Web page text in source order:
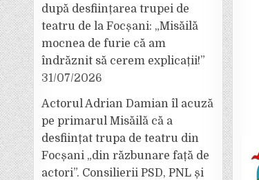
după desființarea trupei de
teatru de la Focșani: „Misăilă
mocnea de furie că am
îndrăznit să cerem explicații!”
31/07/2026
Actorul Adrian Damian îl acuză
pe primarul Misăilă că a
desființat trupa de teatru din
Focșani „din răzbunare față de
actori”. Consilierii PSD, PNL și